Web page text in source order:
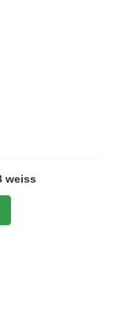
weiss